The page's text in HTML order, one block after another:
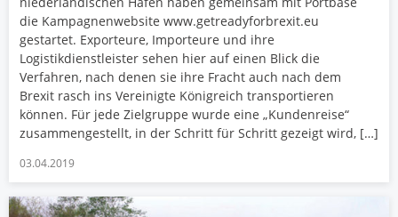
die Kampagnenwebsite www.getreadyforbrexit.eu
gestartet. Exporteure, Importeure und ihre
Logistikdienstleister sehen hier auf einen Blick die
Verfahren, nach denen sie ihre Fracht auch nach dem
Brexit rasch ins Vereinigte Königreich transportieren
können. Für jede Zielgruppe wurde eine „Kundenreise“
zusammengestellt, in der Schritt für Schritt gezeigt wird, […]
03.04.2019